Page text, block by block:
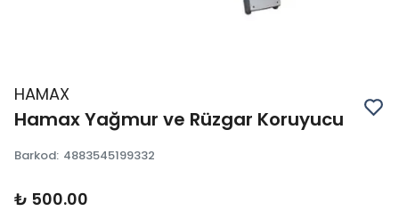
HAMAX
Hamax Yağmur ve Rüzgar Koruyucu
Barkod: 4883545199332
₺ 500.00